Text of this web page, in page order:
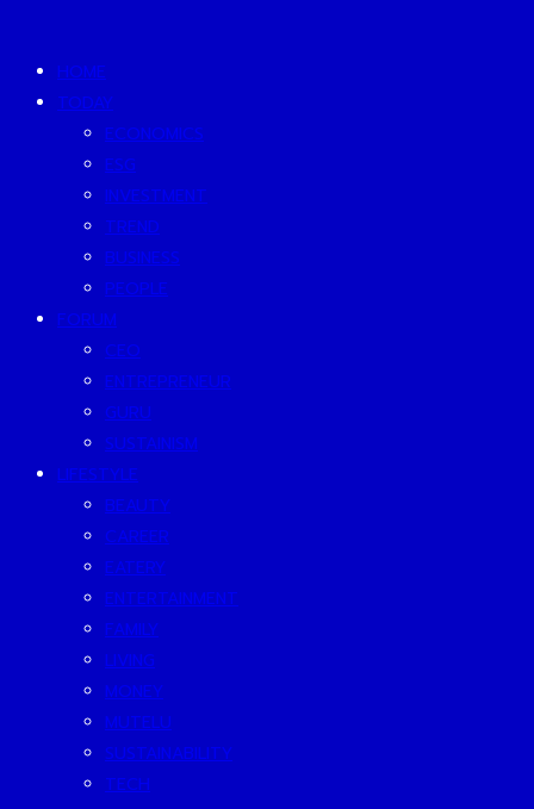
HOME
TODAY
ECONOMICS
ESG
INVESTMENT
TREND
BUSINESS
PEOPLE
FORUM
CEO
ENTREPRENEUR
GURU
SUSTAINISM
LIFESTYLE
BEAUTY
CAREER
EATERY
ENTERTAINMENT
FAMILY
LIVING
MONEY
MUTELU
SUSTAINABILITY
TECH